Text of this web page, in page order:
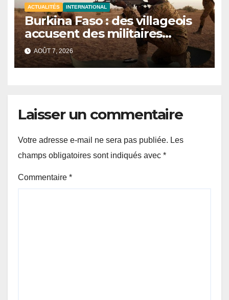
ACTUALITÉS INTERNATIONAL
Burkina Faso : des villageois
accusent des militaires
d’avoir tué au moins 48 civils
après une attaque terroriste
AOÛT 7, 2026
Laisser un commentaire
Votre adresse e-mail ne sera pas publiée. Les
champs obligatoires sont indiqués avec *
Commentaire *